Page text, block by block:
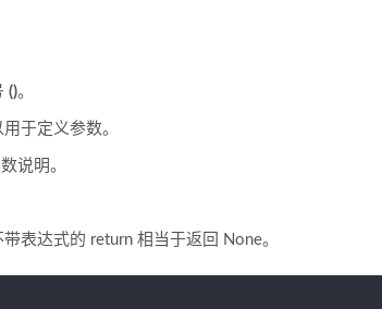
()。
于定义参数。
说明。
表达式的 return 相当于返回 None。